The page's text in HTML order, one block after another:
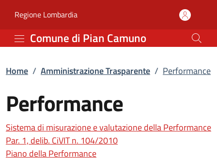
Performance |
Regione Lombardia(apre in un'altra scheda).
Comune di Pian Camuno
Home / Amministrazione Trasparente / Performance
Performance
Sistema di misurazione e valutazione della Performance
Par. 1, delib. CiVIT n. 104/2010(apre in un'altra scheda).
Piano della Performance